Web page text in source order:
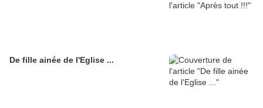
De fille ainée de l'Eglise ...